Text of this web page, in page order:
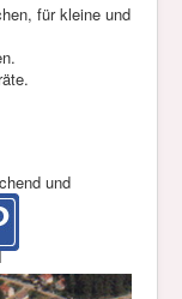
für kleine und
und